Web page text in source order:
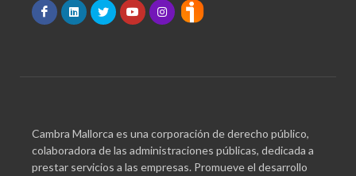
Cambra Mallorca es una corporación de derecho público,
colaboradora de las administraciones públicas, dedicada a
prestar servicios a las empresas. Promueve el desarrollo